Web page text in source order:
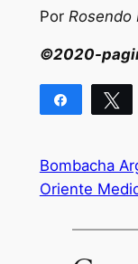
Por Rosendo
©2020-
Compartir
Bombacha
Oriente